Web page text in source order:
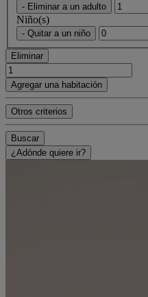
- Eliminar a un adulto
Niño(s)
- Quitar a un niño
Eliminar
Agregar una habitación
Otros criterios
Buscar
¿Adónde quiere ir?